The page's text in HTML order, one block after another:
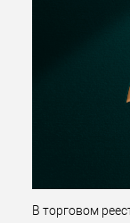
В торговом